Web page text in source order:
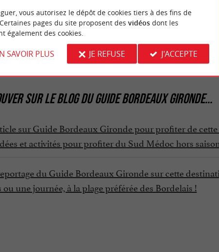
/ Septembre :
du mardi au samedi de 9h30 à 12h30
lundi au vendredi de 9h30 à 12h30 au Porge Village et
Océan uniquement : le samedi de 9h30 à 17h30 et le
SURLE BLOG DU GUIDE BORDEAUX GIRONDE...
sur Guide Bordeaux Gironde pour profiter de
et activités pour profiter du Sud Médoc hors
du Guide Bordeaux Gironde sur cette
ou une journée, à la plage préférée des Bordelais !
vous autorisez le dépôt de cookies tiers à des fins de
pages du site proposent des vidéosdont les
également des cookies.
SAVOIR PLUS JE REFUSE J'ACCEPTE